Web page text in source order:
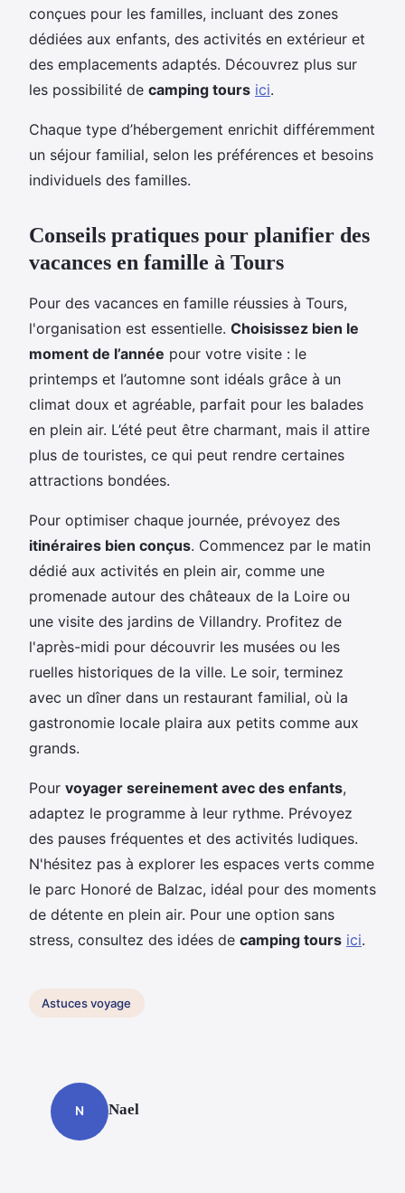
conçues pour les familles, incluant des zones
dédiées aux enfants, des activités en extérieur et
des emplacements adaptés. Découvrez plus sur
les possibilité de camping tours ici.
Chaque type d’hébergement enrichit différemment
un séjour familial, selon les préférences et besoins
individuels des familles.
Conseils pratiques pour planifier des
vacances en famille à Tours
Pour des vacances en famille réussies à Tours,
l'organisation est essentielle. Choisissez bien le
moment de l’année pour votre visite : le
printemps et l’automne sont idéals grâce à un
climat doux et agréable, parfait pour les balades
en plein air. L’été peut être charmant, mais il attire
plus de touristes, ce qui peut rendre certaines
attractions bondées.
Pour optimiser chaque journée, prévoyez des
itinéraires bien conçus. Commencez par le matin
dédié aux activités en plein air, comme une
promenade autour des châteaux de la Loire ou
une visite des jardins de Villandry. Profitez de
l'après-midi pour découvrir les musées ou les
ruelles historiques de la ville. Le soir, terminez
avec un dîner dans un restaurant familial, où la
gastronomie locale plaira aux petits comme aux
grands.
Pour voyager sereinement avec des enfants,
adaptez le programme à leur rythme. Prévoyez
des pauses fréquentes et des activités ludiques.
N'hésitez pas à explorer les espaces verts comme
le parc Honoré de Balzac, idéal pour des moments
de détente en plein air. Pour une option sans
stress, consultez des idées de camping tours ici.
Astuces voyage
N Nael